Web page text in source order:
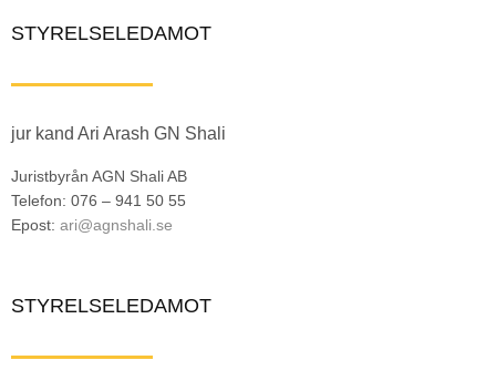
STYRELSELEDAMOT
jur kand Ari Arash GN Shali
Juristbyrån AGN Shali AB
Telefon: 076 – 941 50 55
Epost: ari@agnshali.se
STYRELSELEDAMOT